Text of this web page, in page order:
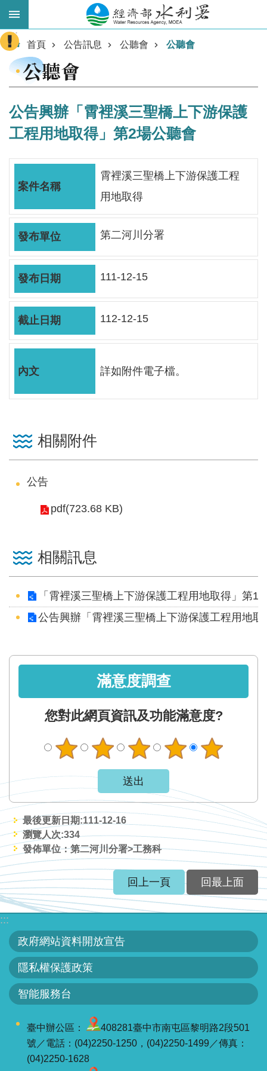
跳到主要內容區塊
進
階
搜
業
務
主
軸
最
新
水
情
公
訊
便
務
務
於
本
網
意
見
箱
常
見
問
廉
政
平
臺
性
:::
首頁 公告訊息 公聽會 公聽會
公聽會
公告興辦「霄裡溪三聖橋上下游保護
工程用地取得」第2場公聽會
霄裡溪三聖橋上下游保護工程
用地取得
第二河川分署
111-12-15
112-12-15
詳如附件電子檔。
相關附件
公告
pdf(723.68 KB)
相關訊息
「霄裡溪三聖橋上下游保護工程用地取得」第1
公告興辦「霄裡溪三聖橋上下游保護工程用地
滿意度調查
您對此網頁資訊及功能滿意度?
最後更新日期:111-12-16
瀏覽人次:334
發佈單位：第二河川分署>工務科
回上一頁 回最上面
:::
政府網站資料開放宣告
隱私權保護政策
智能服務台
臺中辦公區：
408281臺中市南屯區黎明路2段501
號／電話：(04)2250-1250，(04)2250-1499／傳真：
(04)2250-1628